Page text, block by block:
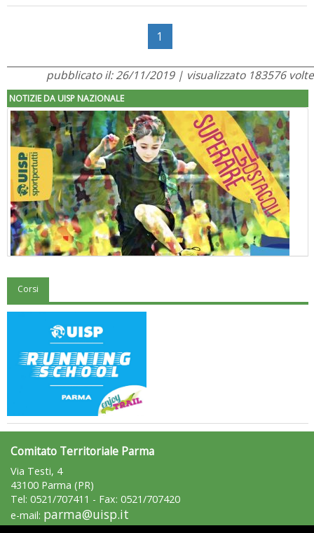
1
pubblicato il: 26/11/2019 | visualizzato 183576 volte
NOTIZIE DA UISP NAZIONALE
"Superare gli ostacoli": la relazione di Tiziano Pesce al CN Uisp
Luglio 2026: "Pensando con i piedi, si possono fare le
rivoluzioni"
Corsi
Comitato Territoriale Parma
Via Testi, 4
43100 Parma (PR)
Tel: 0521/707411 - Fax: 0521/707420
e-mail: parma@uisp.it